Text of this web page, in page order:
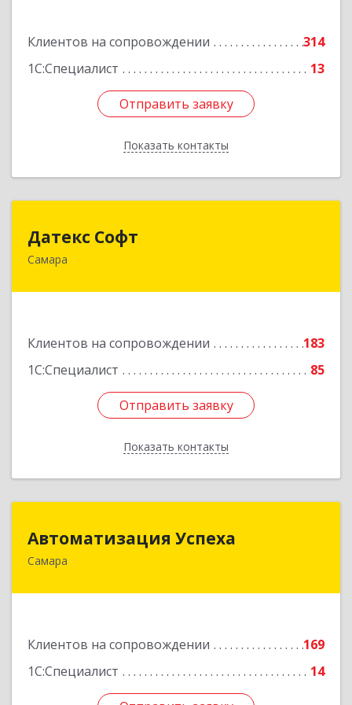
Клиентов на сопровождении
314
1С:Специалист
13
Отправить заявку
Показать контакты
Отправить заявку
Назад
Датекс Софт
Самара
Клиентов на сопровождении
183
1С:Специалист
85
Отправить заявку
Показать контакты
443070, Самарская обл, Самара г, Партизанская
Отправить заявку
Назад
Автоматизация Успеха
Самара
Клиентов на сопровождении
169
1С:Специалист
14